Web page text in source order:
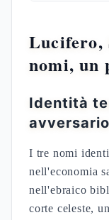
Lucifero,
nomi, un
Identità
avversario
I tre nomi
nell'economia
nell'ebraico
corte celeste,